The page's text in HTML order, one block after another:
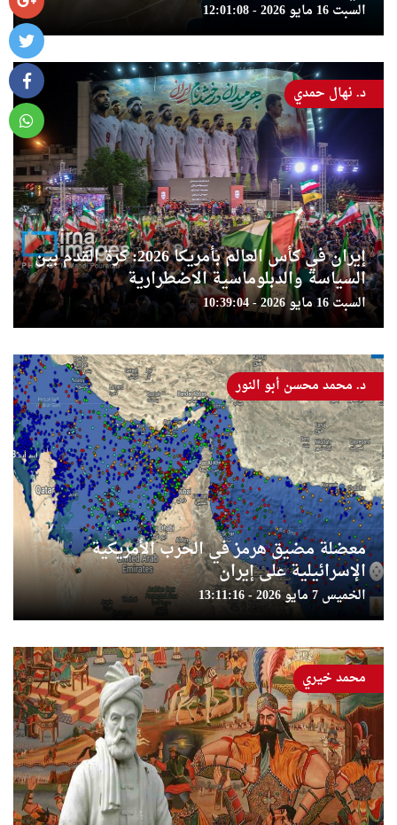
السبت 16 مايو 2026 - 12:01:08
إيران في كأس العالم بأمريكا 2026: كرة القدم بين
السياسة والدبلوماسية الاضطرارية
السبت 16 مايو 2026 - 10:39:04
د. نهال حمدي
معضلة مضيق هرمز في الحرب الأمريكية
الإسرائيلية على إيران
الخميس 7 مايو 2026 - 13:11:16
د. محمد محسن أبو النور
محمد خيري